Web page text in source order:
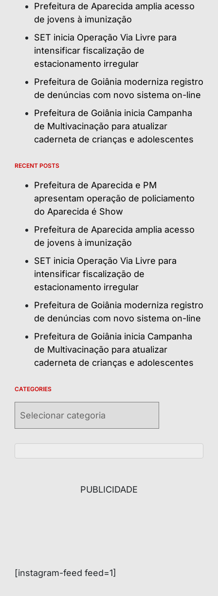
Prefeitura de Aparecida amplia acesso
de jovens à imunização
SET inicia Operação Via Livre para
intensificar fiscalização de
estacionamento irregular
Prefeitura de Goiânia moderniza registro
de denúncias com novo sistema on-line
Prefeitura de Goiânia inicia Campanha
de Multivacinação para atualizar
caderneta de crianças e adolescentes
RECENT POSTS
Prefeitura de Aparecida e PM
apresentam operação de policiamento
do Aparecida é Show
Prefeitura de Aparecida amplia acesso
de jovens à imunização
SET inicia Operação Via Livre para
intensificar fiscalização de
estacionamento irregular
Prefeitura de Goiânia moderniza registro
de denúncias com novo sistema on-line
Prefeitura de Goiânia inicia Campanha
de Multivacinação para atualizar
caderneta de crianças e adolescentes
CATEGORIES
PUBLICIDADE
[instagram-feed feed=1]